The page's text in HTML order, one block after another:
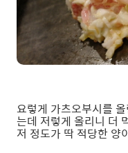
요렇게 가츠오부시를
는데 저렇게 올리니 더
저 정도가 딱 적당한 양